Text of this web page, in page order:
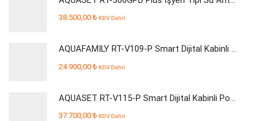
38.500,00 ₺ KDV Dahil
AQUAFAMILY RT-V109-P Smart Dijital Kabinli Pompalı Su Arıtma Cihazı
24.900,00 ₺ KDV Dahil
AQUASET RT-V115-P Smart Dijital Kabinli Pompalı Su Arıtma Cihazı
37.700,00 ₺ KDV Dahil